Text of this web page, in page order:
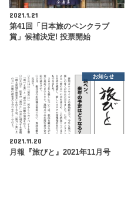
2021.1.21
第41回「日本旅のペンクラブ
賞」候補決定! 投票開始
お知らせ
2021.11.20
月報『旅びと』2021年11月号